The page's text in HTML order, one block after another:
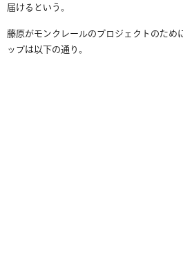
届けるという。
藤原がモンクレールのプロジェクトのた
ップは以下の通り。